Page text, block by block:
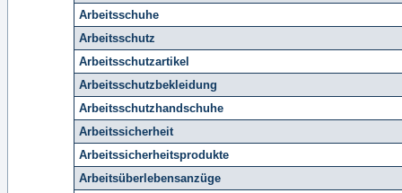
Arbeitsschuhe
Arbeitsschutz
Arbeitsschutzartikel
Arbeitsschutzbekleidung
Arbeitsschutzhandschuhe
Arbeitssicherheit
Arbeitssicherheitsprodukte
Arbeitsüberlebensanzüge